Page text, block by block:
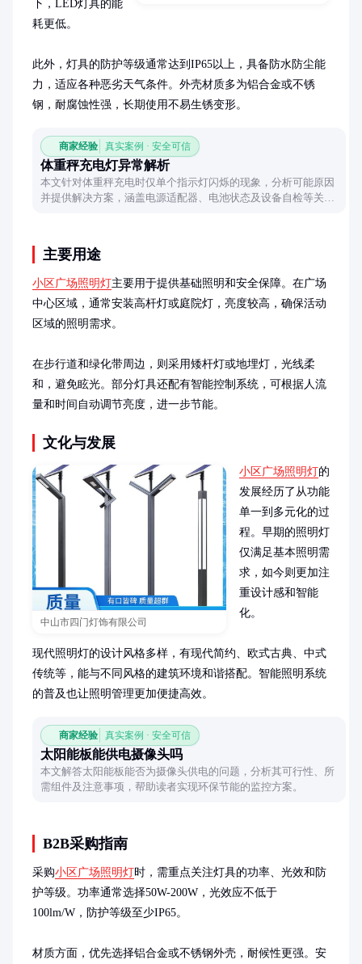
下，LED灯具的能
耗更低。
此外，灯具的防护等级通常达到IP65以上，具备防水防尘能
力，适应各种恶劣天气条件。外壳材质多为铝合金或不锈
钢，耐腐蚀性强，长期使用不易生锈变形。
商家经验 真实案例 · 安全可信
体重秤充电灯异常解析
本文针对体重秤充电时仅单个指示灯闪烁的现象，分析可能原因
并提供解决方案，涵盖电源适配器、电池状态及设备自检等关键
主要用途
小区广场照明灯主要用于提供基础照明和安全保障。在广场
中心区域，通常安装高杆灯或庭院灯，亮度较高，确保活动
区域的照明需求。
在步行道和绿化带周边，则采用矮杆灯或地埋灯，光线柔
和，避免眩光。部分灯具还配有智能控制系统，可根据人流
量和时间自动调节亮度，进一步节能。
文化与发展
中山市四门灯饰有限公司
小区广场照明灯的
发展经历了从功能
单一到多元化的过
程。早期的照明灯
仅满足基本照明需
求，如今则更加注
重设计感和智能
化。
现代照明灯的设计风格多样，有现代简约、欧式古典、中式
传统等，能与不同风格的建筑环境和谐搭配。智能照明系统
的普及也让照明管理更加便捷高效。
商家经验 真实案例 · 安全可信
太阳能板能供电摄像头吗
本文解答太阳能板能否为摄像头供电的问题，分析其可行性、所
需组件及注意事项，帮助读者实现环保节能的监控方案。
B2B采购指南
采购小区广场照明灯时，需重点关注灯具的功率、光效和防
护等级。功率通常选择50W-200W，光效应不低于
100lm/W，防护等级至少IP65。
材质方面，优先选择铝合金或不锈钢外壳，耐候性更强。安